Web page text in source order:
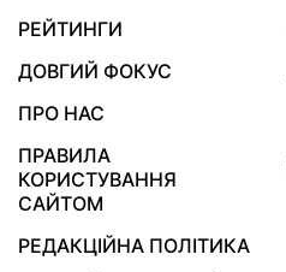
РЕЙТИНГИ
ДОВГИЙ ФОКУС
ПРО НАС
ПРАВИЛА
КОРИСТУВАННЯ
САЙТОМ
РЕДАКЦІЙНА ПОЛІТИКА